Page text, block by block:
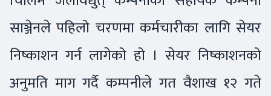
साञ्जेनले पहिलो चरणमा कर्मचारीका लागि सेयर
निष्काशन गर्न लागेको हो । सेयर निष्काशनको
अनुमति माग गर्दै कम्पनीले गत वैशाख १२ गते